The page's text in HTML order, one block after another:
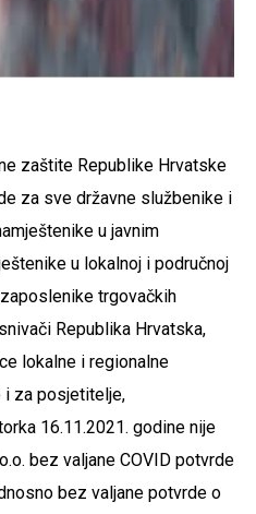
zaštite Republike Hrvatske
za sve državne službenike i
u javnim
u lokalnoj i područnoj
trgovačkih
Republika Hrvatska,
lokalne i regionalne
i za posjetitelje,
16.11.2021. godine nije
bez valjane COVID potvrde
bez valjane potvrde o